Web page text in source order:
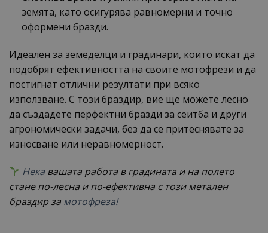
земята, като осигурява равномерни и точно
оформени бразди.
Идеален за земеделци и градинари, които искат да
подобрят ефективността на своите мотофрези и да
постигнат отлични резултати при всяко
използване. С този браздир, вие ще можете лесно
да създадете перфектни бразди за сеитба и други
агрономически задачи, без да се притеснявате за
износване или неравномерност.
Нека вашата работа в градината и на полето
стане по-лесна и по-ефективна с този метален
браздир за мотофреза!